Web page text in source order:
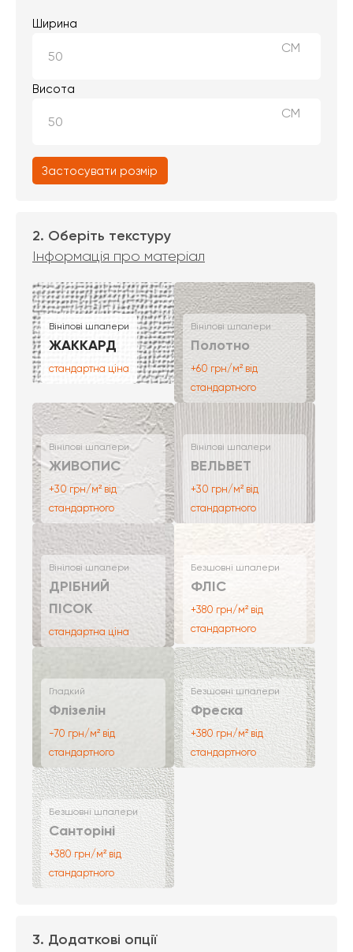
Ширина
СМ
Висота
СМ
Застосувати розмір
2. Оберіть текстуру
Інформація про матеріал
Вінілові шпалери
ЖАККАРД
стандартна ціна
Вінілові шпалери
Полотно
+60 грн/м² від
стандартного
Вінілові шпалери
ЖИВОПИС
+30 грн/м² від
стандартного
Вінілові шпалери
ВЕЛЬВЕТ
+30 грн/м² від
стандартного
Вінілові шпалери
ДРІБНИЙ
ПІСОК
стандартна ціна
Безшовні шпалери
ФЛІС
+380 грн/м² від
стандартного
Гладкий
Флізелін
-70 грн/м² від
стандартного
Безшовні шпалери
Фреска
+380 грн/м² від
стандартного
Безшовні шпалери
Санторіні
+380 грн/м² від
стандартного
3. Додаткові опції